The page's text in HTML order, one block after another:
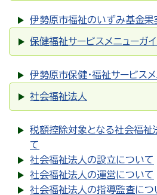
伊勢原市福祉のいずみ基金
保健福祉サービスメニューガイ
伊勢原市保健・福祉サービスメ
社会福祉法人
税額控除対象となる社会福祉
て
社会福祉法人の設立について
社会福祉法人の運営について
社会福祉法人の指導監査につ